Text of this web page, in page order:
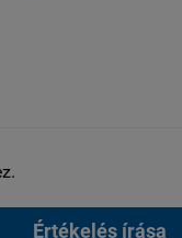
Értékelés írása